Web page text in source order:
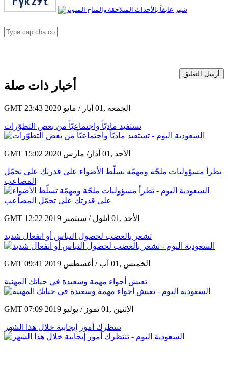
أرسل التعليق
أخبار ذات صلة
GMT 23:43 2020 الجمعة ,01 أيار / مايو
تستفيد ماديّاً واجتماعيّاً من بعض التطوّرات
GMT 15:02 2020 الأحد ,01 آذار/ مارس
تطرأ مسؤوليات ملحّة ومهمّة تسلّط الأضواء على قدرتك على تحمّل
المصاعب
GMT 12:22 2019 الأحد ,01 أيلول / سبتمبر
تشعر بالغضب لحصول التباس أو انفعال شديد
GMT 09:41 2019 الخميس ,01 آب / أغسطس
تعيش أجواء مهمة وسعيدة في حياتك المهنية
GMT 07:09 2019 الإثنين ,01 تموز / يوليو
تنتظرك أمور إيجابية خلال هذا الشهر